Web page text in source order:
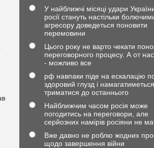
У найближчі місяці удари
росії стануть настільки
агресору доведеться поновити
перемовини
Цього року не варто чекати
переговорного процесу. А от
- можливо все
рф навпаки піде на ескалацію
здоровий глузд і намагатиметься
триматися до останнього
Найближчим часом росія може
погодитись на переговори, але
серйозних намірів росіяни не
Вже давно не роблю жодних
щодо завершення війни